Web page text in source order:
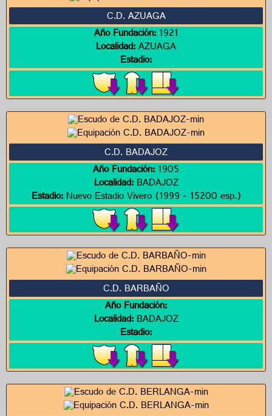
C.D. AZUAGA
Año Fundación:1921
Localidad:AZUAGA
Estadio:
C.D. BADAJOZ
Año Fundación:1905
Localidad:BADAJOZ
Estadio:Nuevo Estadio Vivero (1999 - 15200 esp.)
C.D. BARBAÑO
Año Fundación:
Localidad:BADAJOZ
Estadio: